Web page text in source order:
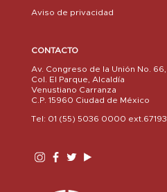
Aviso de privacidad
CONTACTO
Av. Congreso de la Unión No. 66,
Col. El Parque, Alcaldía
Venustiano Carranza
C.P. 15960 Ciudad de México
Tel: 01 (55) 5036 0000 ext.67193